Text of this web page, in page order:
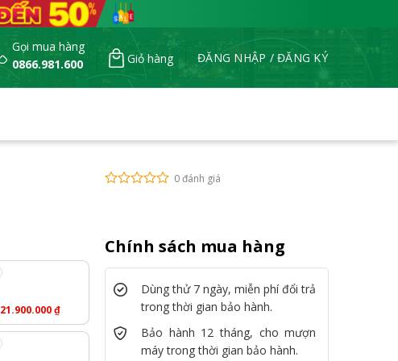
Gọi mua hàng
0866.981.600
Giỏ hàng ĐĂNG NHẬP / ĐĂNG KÝ
0 đánh giá
21.900.000₫
Chính sách mua hàng
Dùng thử 7 ngày, miễn phí đổi trả
trong thời gian bảo hành.
Bảo hành 12 tháng, cho mượn
máy trong thời gian bảo hành.